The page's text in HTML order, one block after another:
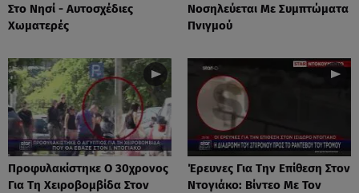
Στο Νησί - Αυτοσχέδιες
Χωματερές
Νοσηλεύεται Με Συμπτώματα
Πνιγμού
Προφυλακίστηκε Ο 30χρονος
Για Τη Χειροβομβίδα Στον
Έρευνες Για Την Επίθεση Στον
Ντογιάκο: Βίντεο Με Τον